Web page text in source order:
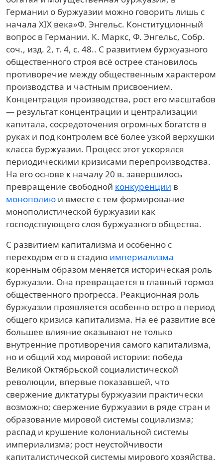
Германии о буржуазии можно говорить лишь с
начала XIX века»Ф. Энгельс. Конституционный
вопрос в Германии. К. Маркс, Ф. Энгельс, Собр.
соч., изд. 2, т. 4, с. 48.. С развитием буржуазного
общественного строя всё острее становилось
противоречие между общественным характером
производства и частным присвоением.
Концентрация производства, рост его масштабов
— результат концентрации и централизации
капитала, сосредоточения огромных богатств в
руках и под контролем всё более узкой верхушки
класса буржуазии. Процесс этот ускорялся
периодическими кризисами перепроизводства.
На его основе к началу 20 в. завершилось
превращение свободной конкуренции в
монополию и вместе с тем формирование
монополистической буржуазии как
господствующего слоя буржуазного общества.
С развитием капитализма и особенно с
переходом его в стадию империализма
коренным образом меняется историческая роль
буржуазии. Она превращается в главный тормоз
общественного прогресса. Реакционная роль
буржуазии проявляется особенно остро в период
общего кризиса капитализма. На её развитие всё
большее влияние оказывают не только
внутренние противоречия самого капитализма,
но и общий ход мировой истории: победа
Великой Октябрьской социалистической
революции, впервые показавшей, что
свержение диктатуры буржуазии практически
возможно; свержение буржуазии в ряде стран и
образование мировой системы социализма;
распад и крушение колониальной системы
империализма; рост неустойчивости
капиталистической системы мирового хозяйства.